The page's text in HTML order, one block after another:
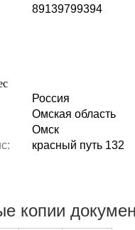
89139799394
Россия
Омская область
Омск
красный путь 132
копии